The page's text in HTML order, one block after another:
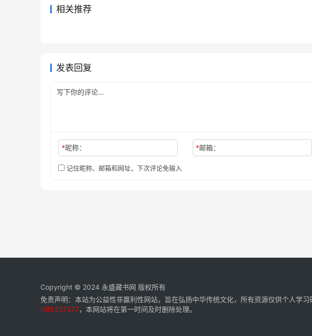
相关推荐
发表回复
*昵称： *邮箱：
记住昵称、邮箱和网址，下次评论免输入
Copyright © 2024 永盛藏书网 版权所有
免责声明：本站为公益性非赢利性网站，旨在弘扬中华传统文化，所有资源仅供个人学
l185327377，本网站将在第一时间及时删除处理。